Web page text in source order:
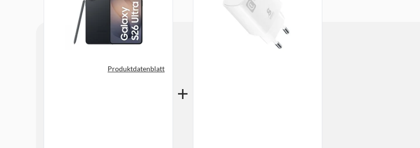
Produktdatenblatt